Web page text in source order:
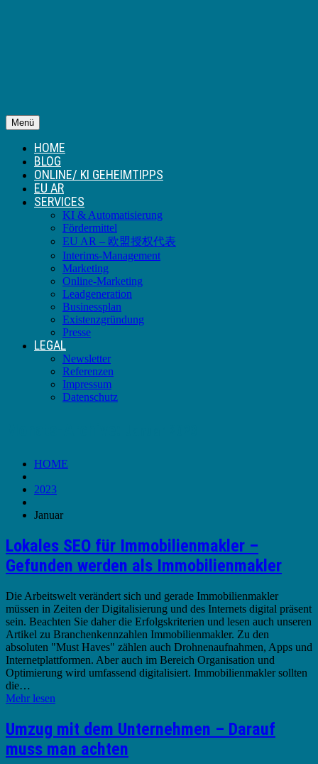
Menü
HOME
BLOG
ONLINE/ KI GEHEIMTIPPS
EU AR
SERVICES
KI & Automatisierung
Fördermittel
EU AR – 欧盟授权代表
Interims-Management
Marketing
Online-Marketing
Leadgeneration
Businessplan
Existenzgründung
Presse
LEGAL
Newsletter
Referenzen
Impressum
Datenschutz
HOME
2023
Januar
Lokales SEO für Immobilienmakler –
Gefunden werden als Immobilienmakler
Die Arbeitswelt verändert sich und gerade Immobilienmakler
müssen in Zeiten der Digitalisierung und des Internets digital präsent
sein. Beachten Sie daher die Erfolgskriterien und lesen auch unseren
Artikel zu Branchenkennzahlen Immobilienmakler. Zu den
absoluten "Must Haves" zählen auch Drohnenaufnahmen, Apps und
Internetplattformen. Aber auch im Bereich Organisation und
Optimierung wird umfassend digitalisiert. Immobilienmakler sollten
die…
Mehr lesen
Umzug mit dem Unternehmen – Darauf
muss man achten